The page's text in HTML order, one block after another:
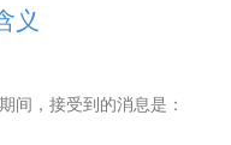
义
间，接受到的消息是：